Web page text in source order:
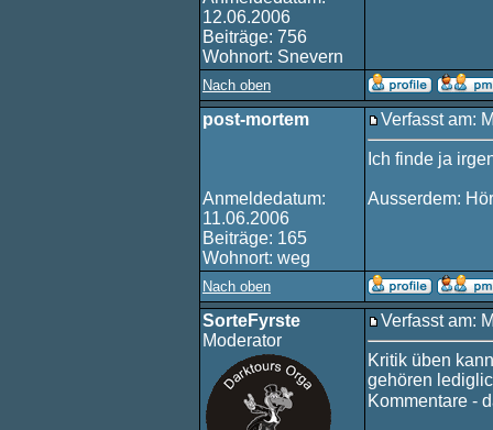
12.06.2006
Beiträge: 756
Wohnort: Snevern
Nach oben
post-mortem
Anmeldedatum:
11.06.2006
Beiträge: 165
Wohnort: weg
Verfasst am:
Ich finde ja
Ausserdem:
Nach oben
SorteFyrste
Moderator
Verfasst am:
Kritik üben
gehören
Kommentare -